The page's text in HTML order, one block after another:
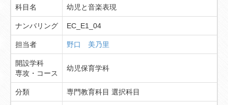
科目名 幼児と音楽表現
ナンバリング EC_E1_04
担当者 野口 美乃里
開設学科
専攻・コース
幼児保育学科
分類 専門教育科目 選択科目